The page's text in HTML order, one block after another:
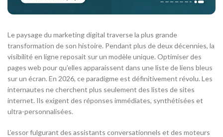
Le paysage du marketing digital traverse la plus grande
transformation de son histoire. Pendant plus de deux décennies, la
visibilité en ligne reposait sur un modèle unique. Optimiser des
pages web pour qu’elles apparaissent dans une liste de liens bleus
sur un écran. En 2026, ce paradigme est définitivement révolu. Les
internautes ne cherchent plus seulement des listes de sites
internet. Ils exigent des réponses immédiates, synthétisées et
ultra-personnalisées.
L’essor fulgurant des assistants conversationnels et des moteurs